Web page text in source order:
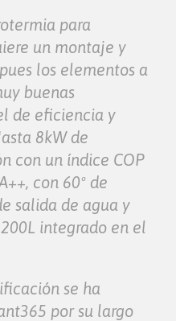
para
un montaje y
los elementos a
buenas
de eficiencia y
8kW de
con un índice COP
con 60º de
salida de agua y
integrado en el
se ha
por su largo